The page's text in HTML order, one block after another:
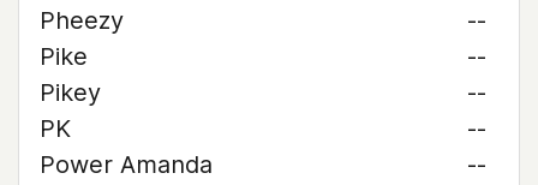
Pheezy
--
Pike
--
Pikey
--
PK
--
Power Amanda
--